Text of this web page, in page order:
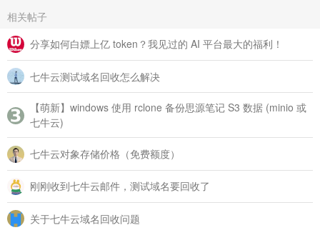
相关帖子
分享如何白嫖上亿 token？我见过的 AI 平台最大的福利！
七牛云测试域名回收怎么解决
【萌新】windows 使用 rclone 备份思源笔记 S3 数据 (minio 或
七牛云)
七牛云对象存储价格（免费额度）
刚刚收到七牛云邮件，测试域名要回收了
关于七牛云域名回收问题